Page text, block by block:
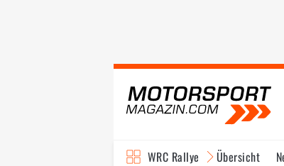
WRC Rallye Übersicht